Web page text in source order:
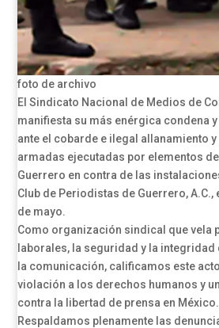
foto de archivo
El Sindicato Nacional de Medios de
manifiesta su más enérgica condena
ante el cobarde e ilegal allanamiento
armadas ejecutadas por elementos
Guerrero en contra de las
Club de Periodistas de Guerrero,
de mayo.
Como organización sindical que vela
laborales, la seguridad y la
la comunicación, calificamos este
violación a los derechos humanos y
contra la libertad de prensa en México.
Respaldamos plenamente las